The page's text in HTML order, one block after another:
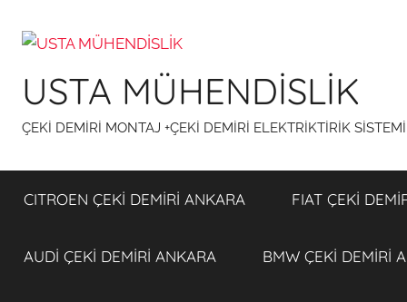
atla
USTA MÜHENDİSLİK
ÇEKİ DEMİRİ MONTAJ +ÇEKİ DEMİRİ ELEKTRİKTİRİK
CITROEN ÇEKİ DEMİRİ ANKARA FIAT ÇEKİ
AUDİ ÇEKİ DEMİRİ ANKARA BMW ÇEKİ DEMİRİ